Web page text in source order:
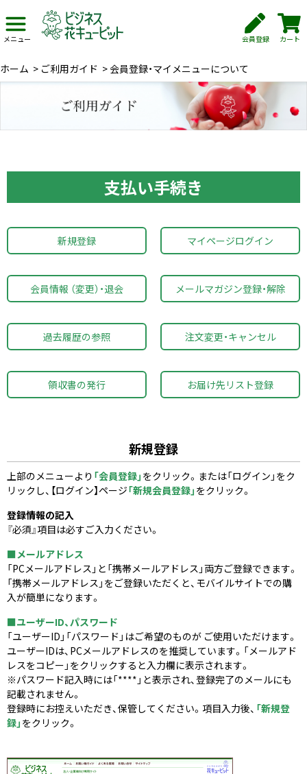
メニュー 会員登録 カート
ホーム > ご利用ガイド >会員登録・マイメニューについて
支払い手続き
新規登録 マイページログイン
会員情報 （変更）・退会 メールマガジン登録・解除
過去履歴の参照 注文変更・キャンセル
領収書の発行 お届け先リスト登録
新規登録
上部のメニューより 「会員登録」 をクリック。または「ログイン」をク
リックし、【ログイン】ページ「新規会員登録」 をクリック。
登録情報の記入
『必須』項目は必すご入力ください。
■メールアドレス
「PCメールアドレス」と「携帯メールアドレス」両方ご登録できます。
「携帯メールアドレス」をご登録いただくと、モバイルサイトでの購
入が簡単になります。
■ユーザーID、パスワード
「ユーザーID」「パスワード」はご希望のものが ご使用いただけます。
ユーザーIDは、PCメールアドレスのを推奨しています。「メールアド
レスをコピー」をクリックすると入力欄に表示されます。
※パスワード記入時には「****」と表示され、登録完了のメールにも
記載されません。
登録時にお控えいただき、保管してください。項目入力後、 「新規登
録」 をクリック。